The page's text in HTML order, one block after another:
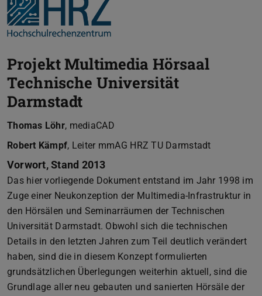
Projekt Multimedia Hörsaal
Technische Universität
Darmstadt
Thomas Löhr, mediaCAD
Robert Kämpf, Leiter mmAG HRZ TU Darmstadt
Vorwort, Stand 2013
Das hier vorliegende Dokument entstand im Jahr 1998 im
Zuge einer Neukonzeption der Multimedia-Infrastruktur in
den Hörsälen und Seminarräumen der Technischen
Universität Darmstadt. Obwohl sich die technischen
Details in den letzten Jahren zum Teil deutlich verändert
haben, sind die in diesem Konzept formulierten
grundsätzlichen Überlegungen weiterhin aktuell, sind die
Grundlage aller neu gebauten und sanierten Hörsäle der